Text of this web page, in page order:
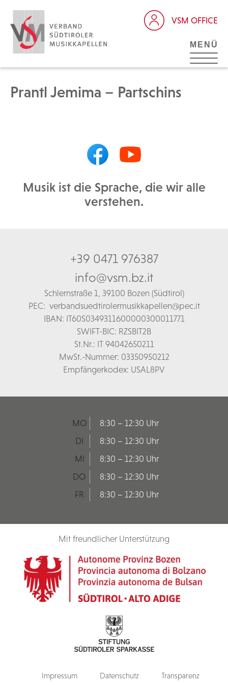
VSM OFFICE
MENÜ
Prantl Jemima – Partschins
Musik ist die Sprache, die wir alle
verstehen.
+39 0471 976387
info@vsm.bz.it
Schlernstraße 1, 39100 Bozen (Südtirol)
PEC: verbandsuedtirolermusikkapellen@pec.it
IBAN: IT60S0349311600000300011771
SWIFT-BIC: RZSBIT2B
St.Nr.: IT 94042650211
MwSt.-Nummer: 03350950212
Empfängerkodex: USAL8PV
MO
8:30 – 12:30 Uhr
DI
8:30 – 12:30 Uhr
MI
8:30 – 12:30 Uhr
DO
8:30 – 12:30 Uhr
FR
8:30 – 12:30 Uhr
Mit freundlicher Unterstützung
Impressum Datenschutz Transparenz